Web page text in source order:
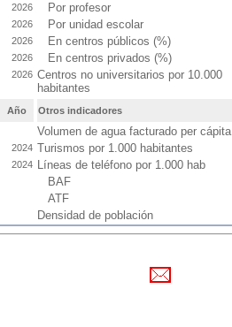
2026
2026
2026
2026
2026
Por profesor
Por unidad escolar
En centros públicos (%)
En centros privados (%)
Centros no universitarios por 10.000
habitantes
Año
2024
2024
Otros indicadores
Volumen de agua facturado per cápita
Turismos por 1.000 habitantes
Líneas de teléfono por 1.000 hab
BAF
ATF
Densidad de población